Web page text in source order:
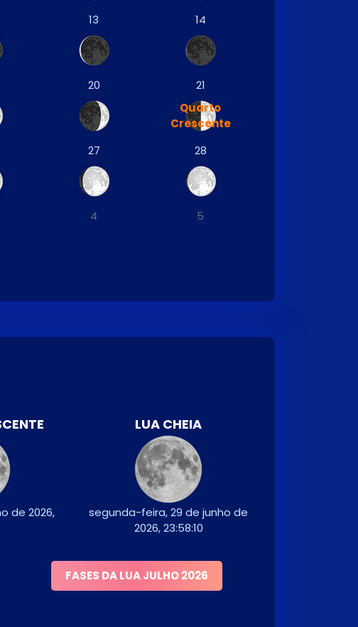
13 14
20
21
Quarto
Crescente
27 28
4 5
de 2026,
LUA CHEIA
segunda-feira, 29 de junho de
2026, 23:58:10
FASES DA LUA JULHO 2026